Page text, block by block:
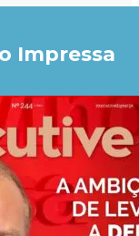
Impressa